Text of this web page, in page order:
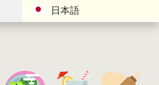
日本語